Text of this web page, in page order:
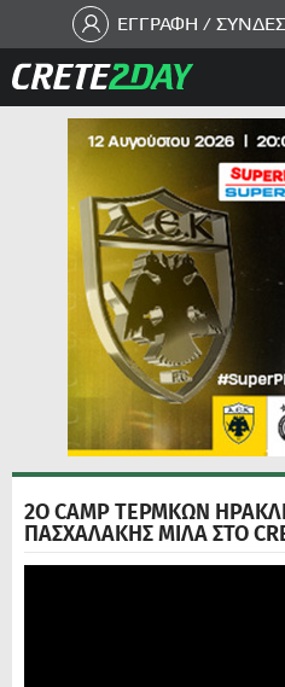
ΕΓΓΡΑΦΗ /
2O CAMP ΤΕΡΜΚΩΝ
ΠΑΣΧΑΛΑΚΗΣ ΜΙΛΑ ΣΤΟ